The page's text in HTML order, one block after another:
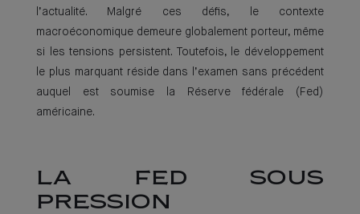
l’actualité. Malgré ces défis, le contexte
macroéconomique demeure globalement porteur, même
si les tensions persistent. Toutefois, le développement
le plus marquant réside dans l’examen sans précédent
auquel est soumise la Réserve fédérale (Fed)
américaine.
LA FED SOUS
PRESSION